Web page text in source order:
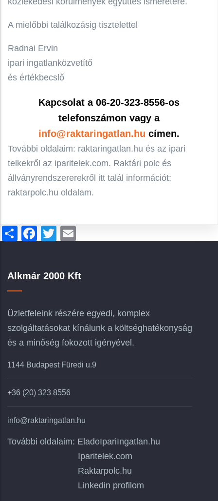
A mielőbbi találkozásig tisztelettel
Radnai Ervin
ipari ingatlanközvetítő
és értékbecslő
Kapcsolat a 06-20-323-8556-os
telefonszámon vagy a
info@raktaringatlan.hu címen.
További oldalaim: raktaringatlan.hu és az ipari
telkekről az iparitelek.com. Raktári polc és
állványrendszererekről itt talál információt:
raktarpolc.hu oldalam.
ShareFacebook
Twitter
Alkmár 2000 Kft
Üzletfeleink részére egyedi, komplex
szolgáltatásokat kínálunk a költséghatékonyság
és a minőség fokozott igényével.
1144 Budapest Füredi u.9
+36 (20) 323 8556
info@raktaringatlan.hu
További oldalaim: EladoIpariIngatlan.hu
Iparitelek.com
Raktarpolc.hu
Linkedin profilom